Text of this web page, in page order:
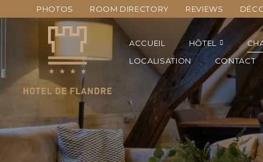
PHOTOS ROOM DIRECTORY REVIEWS
ACCUEIL HÔTEL
LOCALISATION
CONTACT